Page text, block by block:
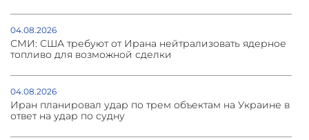
04.08.2026
СМИ: США требуют от Ирана нейтрализовать ядерное
топливо для возможной сделки
04.08.2026
Иран планировал удар по трем объектам на Украине в
ответ на удар по судну